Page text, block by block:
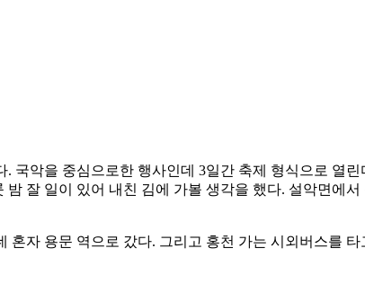
국악을 중심으로한 행사인데 3일간 축제 형식으로 열
잘 일이 있어 내친 김에 가볼 생각을 했다. 설악면에
자 용문 역으로 갔다. 그리고 홍천 가는 시외버스를